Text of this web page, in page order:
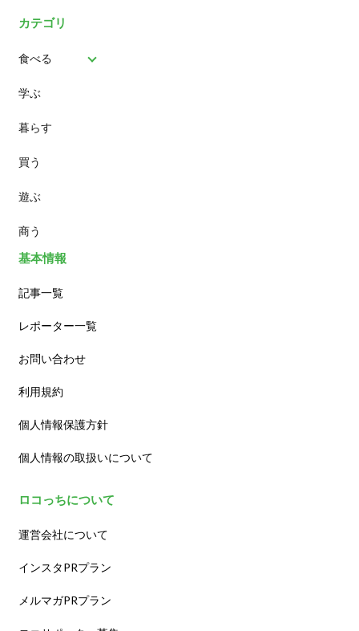
カテゴリ
食べる
パン
スイーツ
ランチ
カフェ
学ぶ
暮らす
買う
遊ぶ
商う
基本情報
記事一覧
レポーター一覧
お問い合わせ
利用規約
個人情報保護方針
個人情報の取扱いについて
ロコっちについて
運営会社について
インスタPRプラン
メルマガPRプラン